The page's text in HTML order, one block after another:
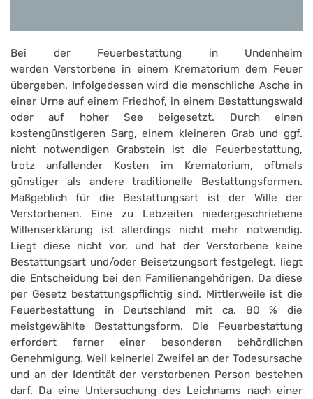
Bei der Feuerbestattung in Undenheim
werden Verstorbene in einem Krematorium dem Feuer
übergeben. Infolgedessen wird die menschliche Asche in
einer Urne auf einem Friedhof, in einem Bestattungswald
oder auf hoher See beigesetzt. Durch einen
kostengünstigeren Sarg, einem kleineren Grab und ggf.
nicht notwendigen Grabstein ist die Feuerbestattung,
trotz anfallender Kosten im Krematorium, oftmals
günstiger als andere traditionelle Bestattungsformen.
Maßgeblich für die Bestattungsart ist der Wille der
Verstorbenen. Eine zu Lebzeiten niedergeschriebene
Willenserklärung ist allerdings nicht mehr notwendig.
Liegt diese nicht vor, und hat der Verstorbene keine
Bestattungsart und/oder Beisetzungsort festgelegt, liegt
die Entscheidung bei den Familienangehörigen. Da diese
per Gesetz bestattungspflichtig sind. Mittlerweile ist die
Feuerbestattung in Deutschland mit ca. 80 % die
meistgewählte Bestattungsform. Die Feuerbestattung
erfordert ferner einer besonderen behördlichen
Genehmigung. Weil keinerlei Zweifel an der Todesursache
und an der Identität der verstorbenen Person bestehen
darf. Da eine Untersuchung des Leichnams nach einer